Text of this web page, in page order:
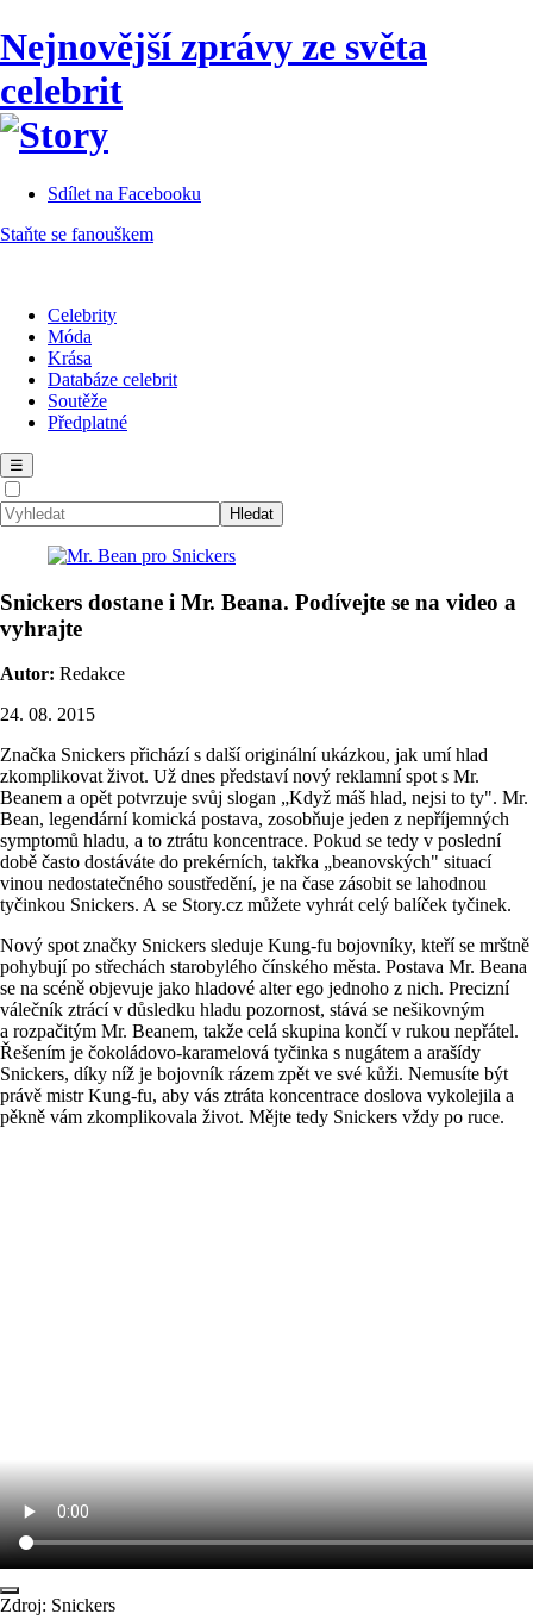
Nejnovější zprávy ze světa
celebrit
Sdílet na Facebooku
Staňte se fanouškem
Celebrity
Móda
Krása
Databáze celebrit
Soutěže
Předplatné
☰
Snickers dostane i Mr. Beana. Podívejte se na video a
vyhrajte
Autor: Redakce
24. 08. 2015
Značka Snickers přichází s další originální ukázkou, jak umí hlad
zkomplikovat život. Už dnes představí nový reklamní spot s Mr.
Beanem a opět potvrzuje svůj slogan „Když máš hlad, nejsi to ty". Mr.
Bean, legendární komická postava, zosobňuje jeden z nepříjemných
symptomů hladu, a to ztrátu koncentrace. Pokud se tedy v poslední
době často dostáváte do prekérních, takřka „beanovských" situací
vinou nedostatečného soustředění, je na čase zásobit se lahodnou
tyčinkou Snickers. A se Story.cz můžete vyhrát celý balíček tyčinek.
Nový spot značky Snickers sleduje Kung-fu bojovníky, kteří se mrštně
pohybují po střechách starobylého čínského města. Postava Mr. Beana
se na scéně objevuje jako hladové alter ego jednoho z nich. Precizní
válečník ztrácí v důsledku hladu pozornost, stává se nešikovným
a rozpačitým Mr. Beanem, takže celá skupina končí v rukou nepřátel.
Řešením je čokoládovo-karamelová tyčinka s nugátem a arašídy
Snickers, díky níž je bojovník rázem zpět ve své kůži. Nemusíte být
právě mistr Kung-fu, aby vás ztráta koncentrace doslova vykolejila a
pěkně vám zkomplikovala život. Mějte tedy Snickers vždy po ruce.
Zdroj: Snickers